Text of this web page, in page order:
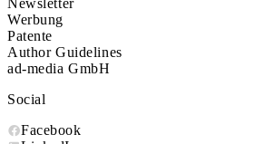
Newsletter
Werbung
Patente
Author Guidelines
ad-media GmbH
Social
Facebook